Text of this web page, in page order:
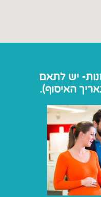
יש לתאם
האיסוף).